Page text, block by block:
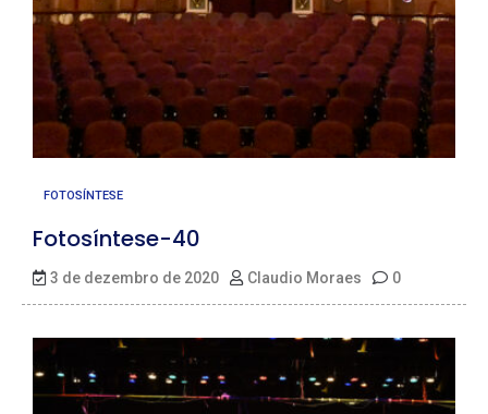
FOTOSÍNTESE
Fotosíntese-40
3 de dezembro de 2020 Claudio Moraes 0